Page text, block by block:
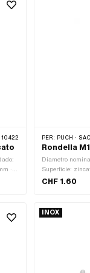
10422
·
PER: PUCH · SACHS · PONY /
Rondella
Diametro
Superficie:
mm · Ø interno:
CHF 1.60
INOX